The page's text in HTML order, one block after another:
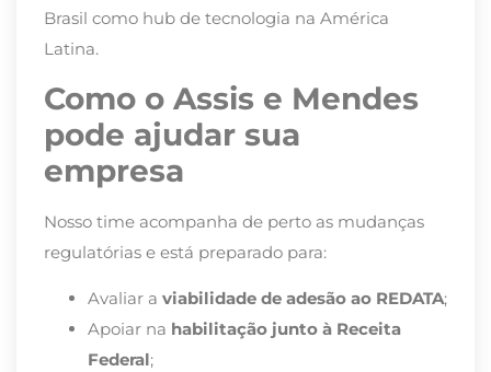
Brasil como hub de tecnologia na América
Latina.
Como o Assis e Mendes
pode ajudar sua
empresa
Nosso time acompanha de perto as mudanças
regulatórias e está preparado para:
Avaliar a viabilidade de adesão ao REDATA;
Apoiar na habilitação junto à Receita
Federal;